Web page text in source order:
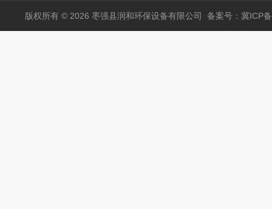
版权所有 © 2026 枣强县润和环保设备有限公司 备案号：冀ICP